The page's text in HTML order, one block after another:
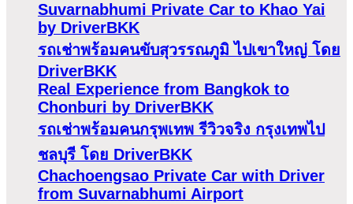
Suvarnabhumi Private Car to Khao Yai
by DriverBKK
รถเช่าพร้อมคนขับสุวรรณภูมิ ไปเขาใหญ่ โดย
DriverBKK
Real Experience from Bangkok to
Chonburi by DriverBKK
รถเช่าพร้อมคนกรุพเทพ รีวิวจริง กรุงเทพไป
ชลบุรี โดย DriverBKK
Chachoengsao Private Car with Driver
from Suvarnabhumi Airport